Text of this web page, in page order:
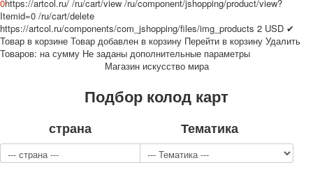
Эротические фотоколоды
Пин-ап
Политические
Спорт
0https://artcol.ru/ /ru/cart/view /ru/component/jshopping/product/view?
Itemid=0 /ru/cart/delete
https://artcol.ru/components/com_jshopping/files/img_products 2 USD ✔
Товар в корзине Товар добавлен в корзину Перейти в корзину Удалить
Товаров: на сумму Не заданы дополнительные параметры
Магазин искусство мира
Подбор колод карт
страна Тематика